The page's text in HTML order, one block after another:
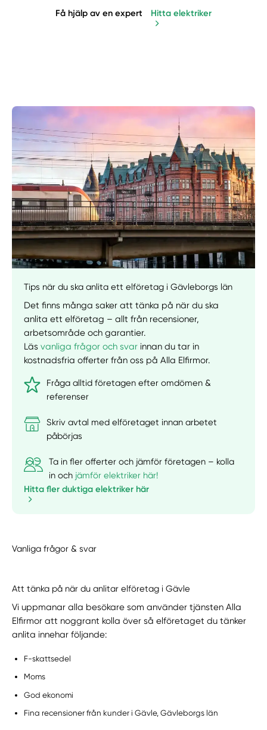
Manuellt Få hjälp
Få hjälp av en expert Hitta elektriker
Tips när du ska anlita ett elföretag i Gävleborgs län
Det finns många saker att tänka på när du ska
anlita ett elföretag – allt från recensioner,
arbetsområde och garantier.
Läsvanliga frågor och svar innan du tar in
kostnadsfria offerter från oss på Alla Elfirmor.
Fråga alltid företagen efter omdömen &
referenser
Skriv avtal med elföretaget innan arbetet
påbörjas
Ta in fler offerter och jämför företagen – kolla
in och jämför elektriker här!
Hitta fler duktiga elektriker här
Vanliga frågor & svar
Att tänka på när du anlitar elföretag i Gävle
Vi uppmanar alla besökare som använder tjänsten Alla
Elfirmor att noggrant kolla över så elföretaget du tänker
anlita innehar följande:
F-skattsedel
Moms
God ekonomi
Fina recensioner från kunder i Gävle, Gävleborgs län